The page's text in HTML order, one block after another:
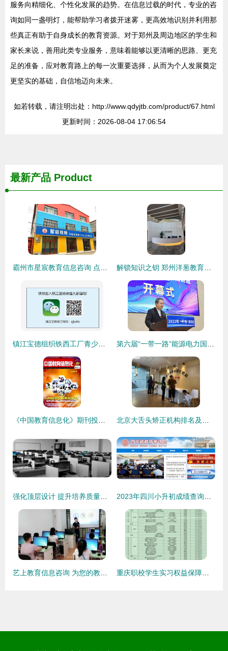
服务向精细化、个性化发展的趋势。在信息过载的时代，专业的咨
询如同一盏明灯，能帮助学习者拨开迷雾，更高效地识别并利用那
些真正有助于自身成长的教育资源。对于郑州及周边地区的学生和
家长来说，善用此类专业服务，意味着能够以更清晰的思路、更充
足的准备，应对教育路上的每一次重要选择，从而为个人发展奠定
更坚实的基础，自信地迈向未来。
如若转载，请注明出处：http://www.qdyjtb.com/product/67.html
更新时间：2026-08-04 17:06:54
最新产品 Product